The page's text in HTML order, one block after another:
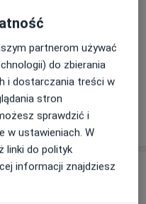
partnerom używać
do zbierania
i dostarczania treści w
stron
sprawdzić i
w ustawieniach. W
linki do polityk
informacji znajdziesz